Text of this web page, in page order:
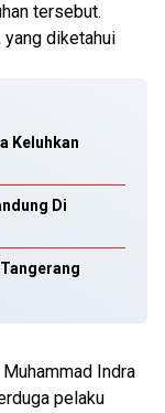
tersebut.
yang diketahui
Keluhkan
Di
Indra
pelaku